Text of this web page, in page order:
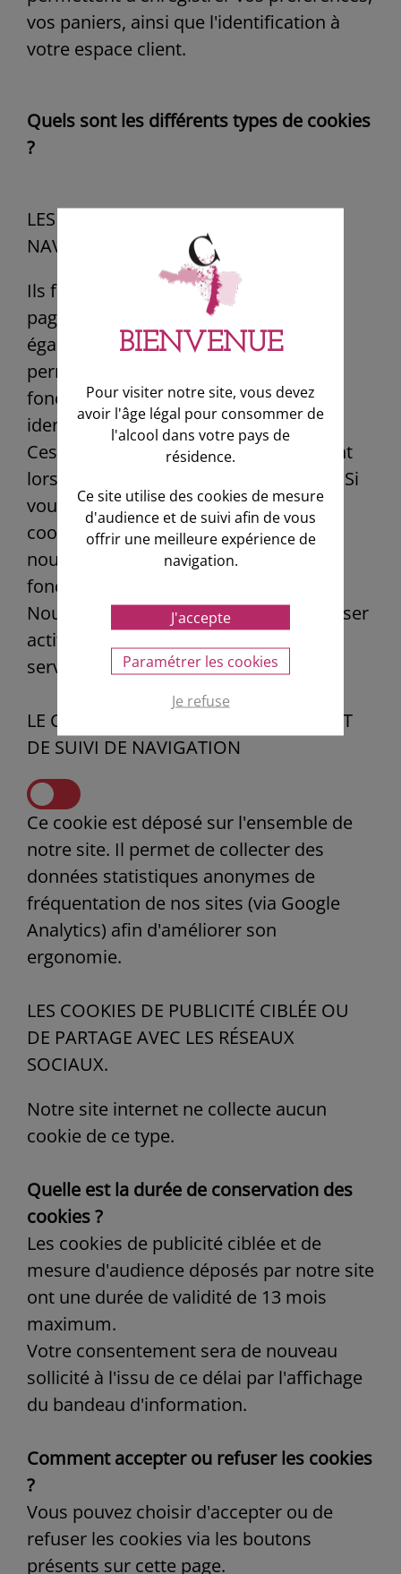
vos paniers, ainsi que l'identification à
votre espace client.
Quels sont les différents types de cookies
?
LES COOKIES TECHNIQUES ET DE
NAVIGATION
Ils facilitent votre navigation entre les
pages de notre site internet et sont
également nécessaires pour vous
permettre de bénéficier de certaines
fonctionnalités (création de compte,
identification, panier...).
Ces cookies expirent automatiquement
lorsque vous fermez votre navigateur. Si
vous avez choisi de désactiver ces
cookies via votre navigateur internet,
nous ne pouvons vous garantir le bon
fonctionnement du site.
Nous vous conseillons donc de les laisser
actifs pour profiter pleinement de nos
services et de votre navigation.
LE COOKIE DE MESURE D'AUDIENCE ET
DE SUIVI DE NAVIGATION
Ce cookie est déposé sur l'ensemble de
notre site. Il permet de collecter des
données statistiques anonymes de
fréquentation de nos sites (via Google
Analytics) afin d'améliorer son
ergonomie.
LES COOKIES DE PUBLICITÉ CIBLÉE OU
DE PARTAGE AVEC LES RÉSEAUX
SOCIAUX.
Notre site internet ne collecte aucun
cookie de ce type.
Quelle est la durée de conservation des
cookies ?
Les cookies de publicité ciblée et de
mesure d'audience déposés par notre site
ont une durée de validité de 13 mois
maximum.
Votre consentement sera de nouveau
sollicité à l'issu de ce délai par l'affichage
du bandeau d'information.
Comment accepter ou refuser les cookies
?
Vous pouvez choisir d'accepter ou de
refuser les cookies via les boutons
présents sur cette page.
BIENVENUE
Pour visiter notre site, vous devez
avoir l'âge légal pour consommer de
l'alcool dans votre pays de
résidence.
Ce site utilise des cookies de mesure
d'audience et de suivi afin de vous
offrir une meilleure expérience de
navigation.
J'accepte
Paramétrer les cookies
Je refuse